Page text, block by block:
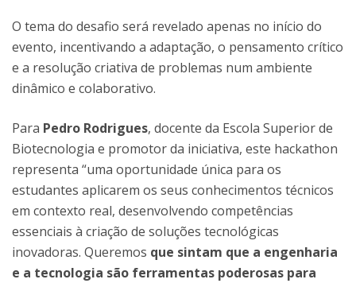
O tema do desafio será revelado apenas no início do
evento, incentivando a adaptação, o pensamento crítico
e a resolução criativa de problemas num ambiente
dinâmico e colaborativo.
Para Pedro Rodrigues, docente da Escola Superior de
Biotecnologia e promotor da iniciativa, este hackathon
representa “uma oportunidade única para os
estudantes aplicarem os seus conhecimentos técnicos
em contexto real, desenvolvendo competências
essenciais à criação de soluções tecnológicas
inovadoras. Queremos que sintam que a engenharia
e a tecnologia são ferramentas poderosas para